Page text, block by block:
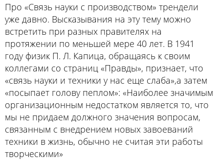
Про «Связь науки с производством» трендели
уже давно. Высказывания на эту тему можно
встретить при разных правителях на
протяжении по меньшей мере 40 лет. В 1941
году физик П. Л. Капица, обращаясь к своим
коллегами со страниц «Правды», признает, что
«связь науки и техники у нас еще слаба»,а затем
«посыпает голову пеплом»: «Наиболее значимым
организационным недостатком является то, что
мы не придаем должного значения вопросам,
связанным с внедрением новых завоеваний
техники в жизнь, обычно не считая эти работы
творческими»